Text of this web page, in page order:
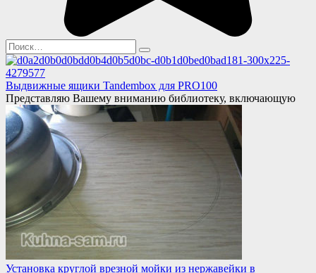
Search
for:
Выдвижные ящики Tandembox для PRO100
Представляю Вашему вниманию библиотеку, включающую
Установка круглой врезной мойки из нержавейки в